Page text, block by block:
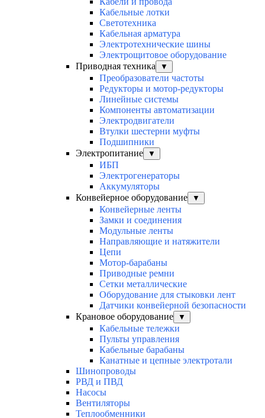
Кабельные лотки
Светотехника
Кабельная арматура
Электротехнические шины
Электрощитовое оборудование
Приводная техника
▼
Преобразователи частоты
Редукторы и мотор-редукторы
Линейные системы
Компоненты автоматизации
Электродвигатели
Втулки шестерни муфты
Подшипники
Электропитание
▼
ИБП
Электрогенераторы
Аккумуляторы
Конвейерное оборудование
▼
Конвейерные ленты
Замки и соединения
Модульные ленты
Направляющие и натяжители
Цепи
Мотор-барабаны
Приводные ремни
Сетки металлические
Оборудование для стыковки лент
Датчики конвейерной безопасности
Крановое оборудование
▼
Кабельные тележки
Пульты управления
Кабельные барабаны
Канатные и цепные электротали
Шинопроводы
РВД и ПВД
Насосы
Вентиляторы
Теплообменники